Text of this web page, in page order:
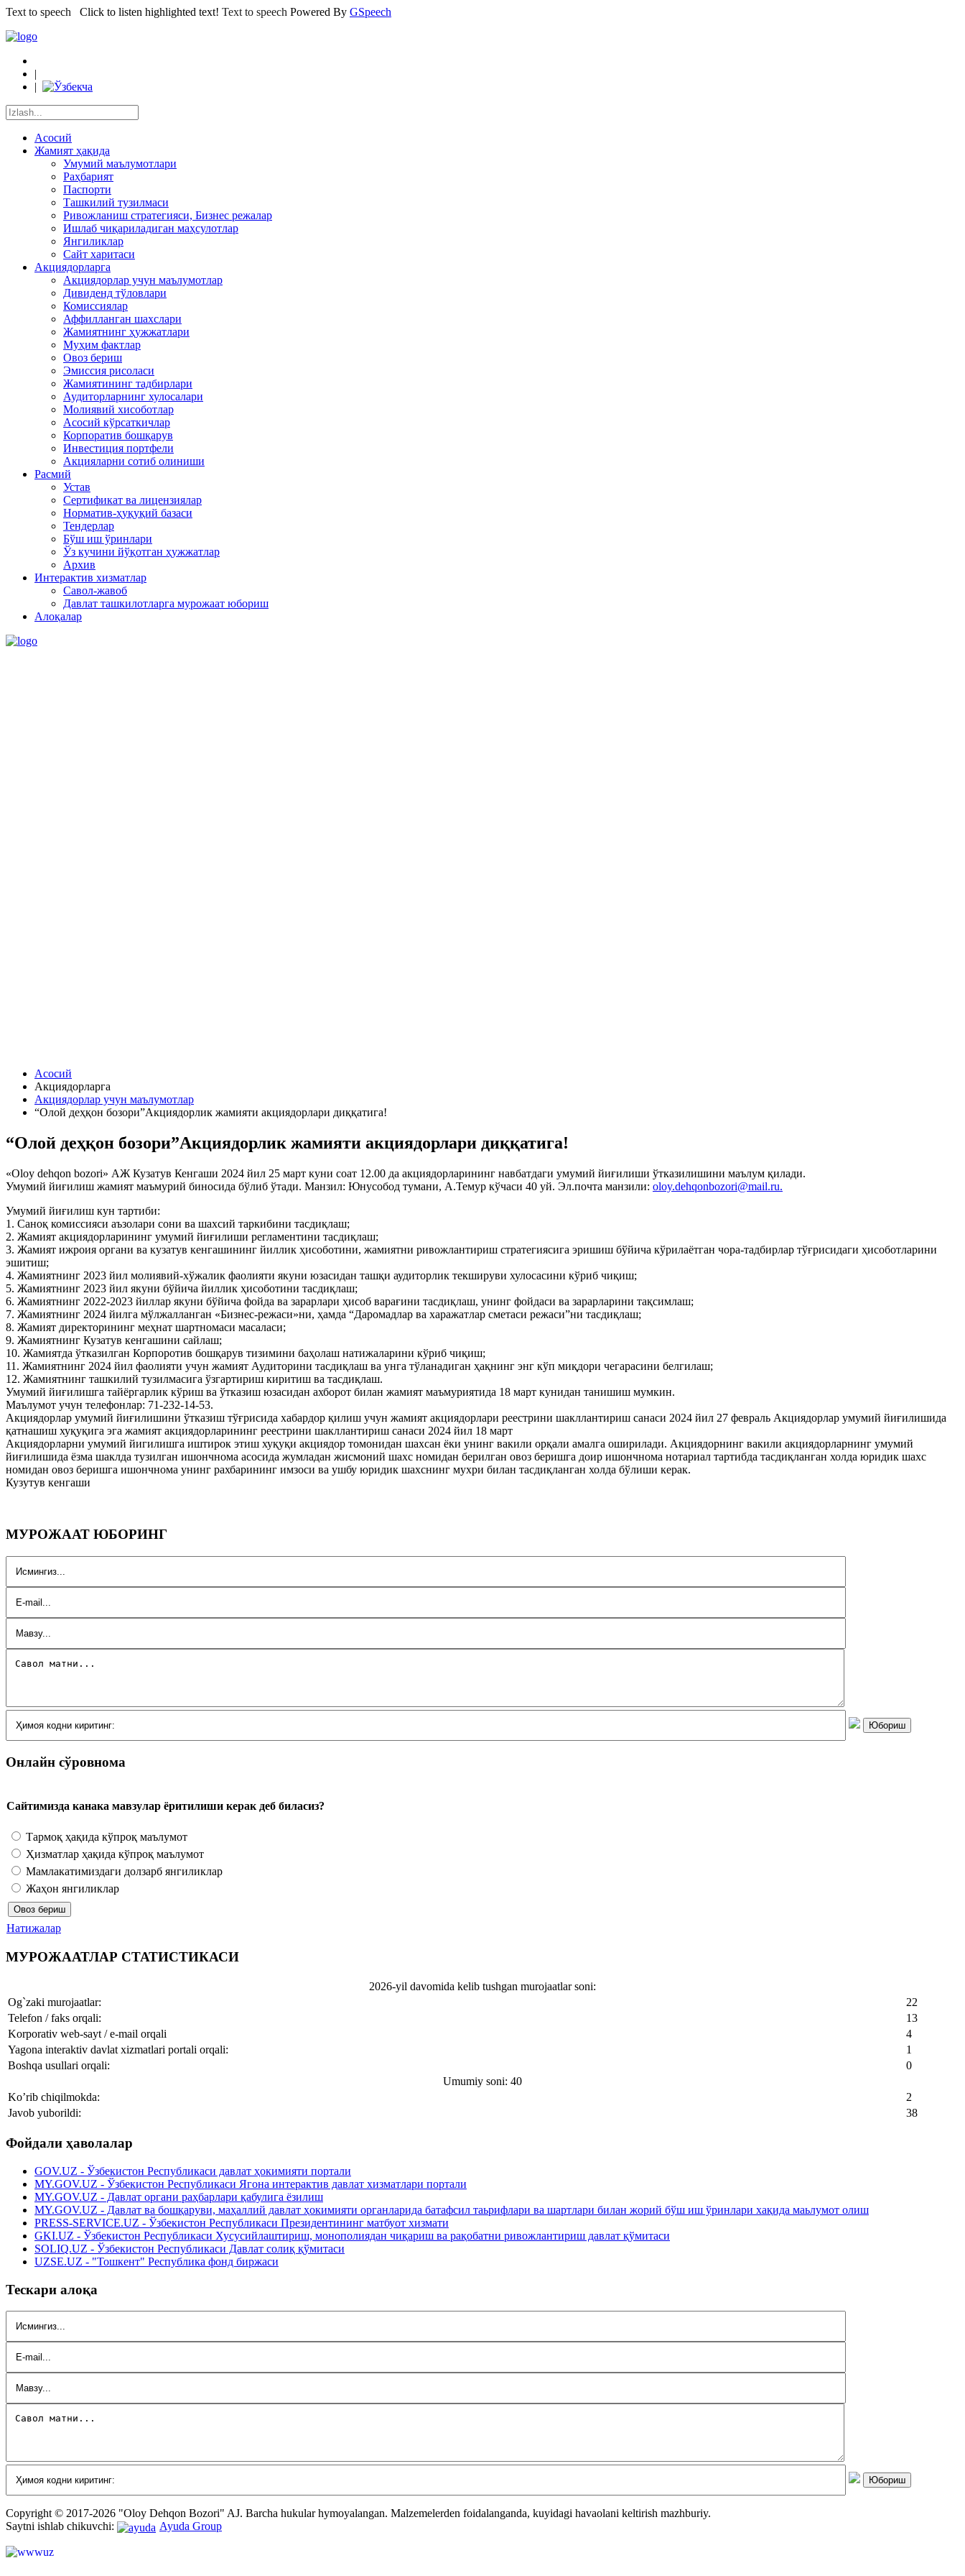
Text to speech Click to listen highlighted text! Text to speech Powered By GSpeech
|
|
Асосий
Жамият ҳақида
Умумий маълумотлари
Раҳбарият
Паспорти
Ташкилий тузилмаси
Ривожланиш стратегияси, Бизнес режалар
Ишлаб чиқариладиган маҳсулотлар
Янгиликлар
Сайт харитаси
Акциядорларга
Акциядорлар учун маълумотлар
Дивиденд тўловлари
Комиссиялар
Аффилланган шахслари
Жамиятнинг ҳужжатлари
Муҳим фактлар
Овоз бериш
Эмиссия рисоласи
Жамиятининг тадбирлари
Аудиторларнинг хулосалари
Молиявий хисоботлар
Асосий кўрсаткичлар
Корпоратив бошқарув
Инвестиция портфели
Акцияларни сотиб олиниши
Расмий
Устав
Сертификат ва лицензиялар
Норматив-ҳуқуқий базаси
Тендерлар
Бўш иш ўринлари
Ўз кучини йўқотган ҳужжатлар
Архив
Интерактив хизматлар
Савол-жавоб
Давлат ташкилотларга мурожаат юбориш
Алоқалар
Асосий
Акциядорларга
Акциядорлар учун маълумотлар
“Олой деҳқон бозори”Акциядорлик жамияти акциядорлари диққатига!
“Олой деҳқон бозори”Акциядорлик жамияти акциядорлари диққатига!
«Oloy dehqon bozori» АЖ Кузатув Кенгаши 2024 йил 25 март куни соат 12.00 да акциядорларининг навбатдаги умумий йиғилиши ўтказилишини маълум қилади.
Умумий йиғилиш жамият маъмурий биносида бўлиб ўтади. Манзил: Юнусобод тумани, А.Темур кўчаси 40 уй. Эл.почта манзили: oloy.dehqonbozori@mail.ru.
Умумий йиғилиш кун тартиби:
1. Саноқ комиссияси аъзолари сони ва шахсий таркибини тасдиқлаш;
2. Жамият акциядорларининг умумий йиғилиши регламентини тасдиқлаш;
3. Жамият ижроия органи ва кузатув кенгашининг йиллик ҳисоботини, жамиятни ривожлантириш стратегиясига эришиш бўйича кўрилаётган чора-тадбирлар тўғрисидаги ҳисоботларини
эшитиш;
4. Жамиятнинг 2023 йил молиявий-хўжалик фаолияти якуни юзасидан ташқи аудиторлик текшируви хулосасини кўриб чиқиш;
5. Жамиятнинг 2023 йил якуни бўйича йиллик ҳисоботини тасдиқлаш;
6. Жамиятнинг 2022-2023 йиллар якуни бўйича фойда ва зарарлари ҳисоб варағини тасдиқлаш, унинг фойдаси ва зарарларини тақсимлаш;
7. Жамиятнинг 2024 йилга мўлжалланган «Бизнес-режаси»ни, ҳамда “Даромадлар ва харажатлар сметаси режаси”ни тасдиқлаш;
8. Жамият директорининг меҳнат шартномаси масаласи;
9. Жамиятнинг Кузатув кенгашини сайлаш;
10. Жамиятда ўтказилган Корпоротив бошқарув тизимини баҳолаш натижаларини кўриб чиқиш;
11. Жамиятнинг 2024 йил фаолияти учун жамият Аудиторини тасдиқлаш ва унга тўланадиган ҳақнинг энг кўп миқдори чегарасини белгилаш;
12. Жамиятнинг ташкилий тузилмасига ўзгартириш киритиш ва тасдиқлаш.
Умумий йиғилишга тайёргарлик кўриш ва ўтказиш юзасидан ахборот билан жамият маъмуриятида 18 март кунидан танишиш мумкин.
Маълумот учун телефонлар: 71-232-14-53.
Акциядорлар умумий йиғилишини ўтказиш тўғрисида хабардор қилиш учун жамият акциядорлари реестрини шакллантириш санаси 2024 йил 27 февраль Акциядорлар умумий йиғилишида
қатнашиш хуқуқига эга жамият акциядорларининг реестрини шакллантириш санаси 2024 йил 18 март
Акциядорларни умумий йигилишга иштирок этиш хуқуқи акциядор томонидан шахсан ёки унинг вакили орқали амалга оширилади. Акциядорнинг вакили акциядорларнинг умумий
йиғилишида ёзма шаклда тузилган ишончнома асосида жумладан жисмоний шахс номидан берилган овоз беришга доир ишончнома нотариал тартибда тасдиқланган холда юридик шахс
номидан овоз беришга ишончнома унинг рахбарининг имзоси ва ушбу юридик шахснинг мухри билан тасдиқланган холда бўлиши керак.
Кузутув кенгаши
МУРОЖААТ ЮБОРИНГ
Онлайн сўровнома
Сайтимизда канака мавзулар ёритилиши керак деб биласиз?
Тармоқ ҳақида кўпроқ маълумот
Ҳизматлар ҳақида кўпроқ маълумот
Мамлакатимиздаги долзарб янгиликлар
Жаҳон янгиликлар
Натижалар
МУРОЖААТЛАР СТАТИСТИКАСИ
2026-yil davomida kelib tushgan murojaatlar soni:
Og`zaki murojaatlar:
22
Telefon / faks orqali:
13
Korporativ web-sayt / e-mail orqali
4
Yagona interaktiv davlat xizmatlari portali orqali:
1
Boshqa usullari orqali:
0
Umumiy soni: 40
Ko’rib chiqilmokda:
2
Javob yuborildi:
38
Фойдали ҳаволалар
GOV.UZ - Ўзбекистон Республикаси давлат ҳокимияти портали
MY.GOV.UZ - Ўзбекистон Республикаси Ягона интерактив давлат хизматлари портали
MY.GOV.UZ - Давлат органи раҳбарлари қабулига ёзилиш
MY.GOV.UZ - Давлат ва бошқаруви, маҳаллий давлат ҳокимияти органларида батафсил таьрифлари ва шартлари билан жорий бўш иш ўринлари хақида маьлумот олиш
PRESS-SERVICE.UZ - Ўзбекистон Республикаси Президентининг матбуот хизмати
GKI.UZ - Ўзбекистон Республикаси Хусусийлаштириш, монополиядан чиқариш ва рақобатни ривожлантириш давлат қўмитаси
SOLIQ.UZ - Ўзбекистон Республикаси Давлат солиқ қўмитаси
UZSE.UZ - "Тошкент" Республика фонд биржаси
Тескари алоқа
Copyright © 2017-2026 "Oloy Dehqon Bozori" AJ. Barcha hukular hymoyalangan. Malzemelerden foidalanganda, kuyidagi havaolani keltirish mazhburiy.
Saytni ishlab chikuvchi:
Ayuda Group